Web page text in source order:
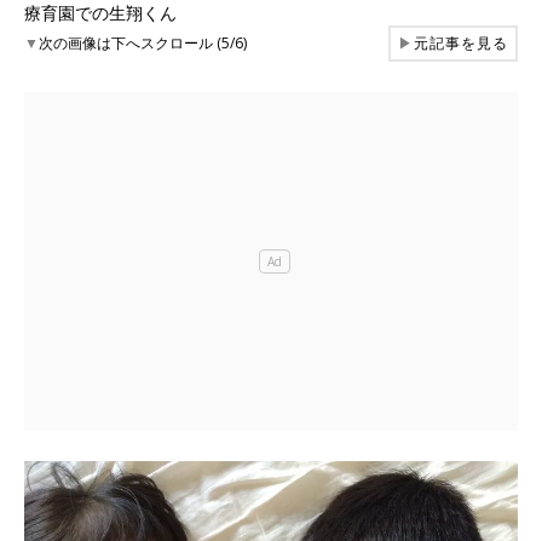
療育園での生翔くん
▼次の画像は下へスクロール (5/6) ▶元記事を見る